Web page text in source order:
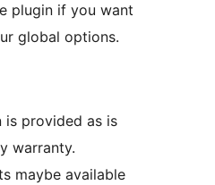
plugin if you want
global options.
is provided as is
warranty.
maybe available